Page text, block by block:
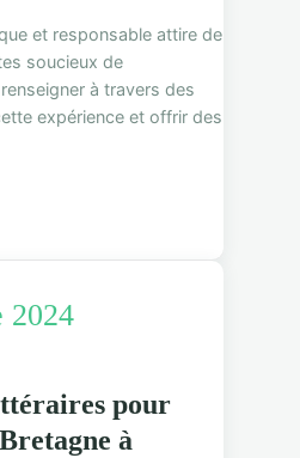
et responsable attire de
soucieux de
à travers des
expérience et offrir des
2024
pour
à